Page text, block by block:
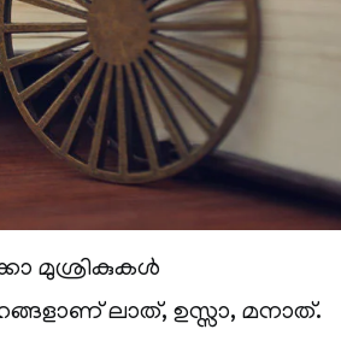
മുശ്രികുകള്‍
ലാത്, ഉസ്സാ, മനാത്.